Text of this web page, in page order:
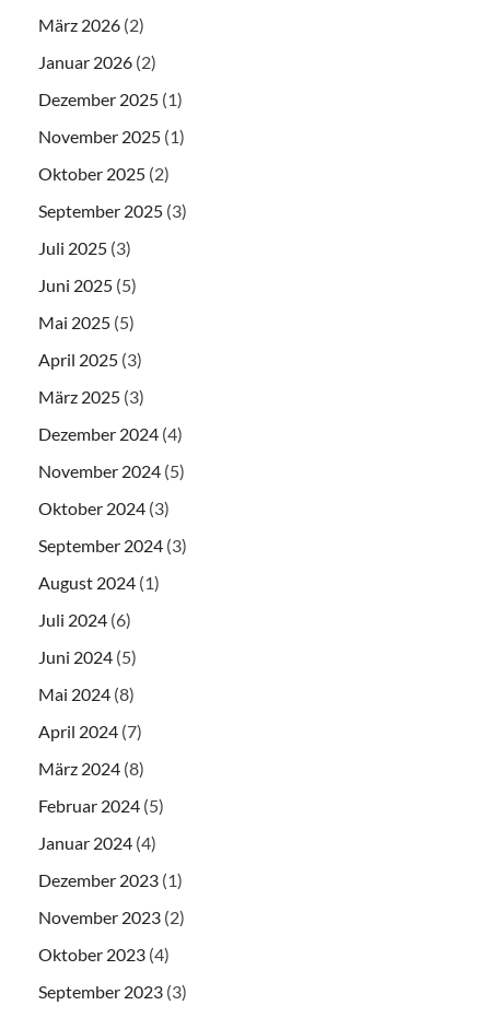
März 2026 (2)
Januar 2026 (2)
Dezember 2025 (1)
November 2025 (1)
Oktober 2025 (2)
September 2025 (3)
Juli 2025 (3)
Juni 2025 (5)
Mai 2025 (5)
April 2025 (3)
März 2025 (3)
Dezember 2024 (4)
November 2024 (5)
Oktober 2024 (3)
September 2024 (3)
August 2024 (1)
Juli 2024 (6)
Juni 2024 (5)
Mai 2024 (8)
April 2024 (7)
März 2024 (8)
Februar 2024 (5)
Januar 2024 (4)
Dezember 2023 (1)
November 2023 (2)
Oktober 2023 (4)
September 2023 (3)